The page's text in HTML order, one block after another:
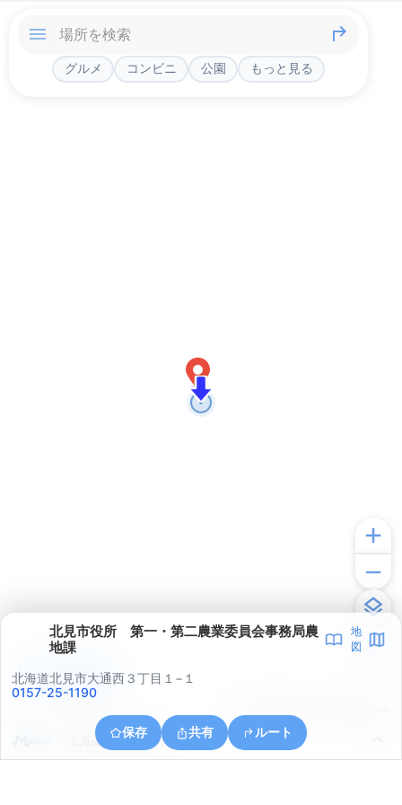
グルメ コンビニ 公園 もっと見る
北見市役所 第一・第二農業委員会事務局農
地課
地
図
北海道北見市大通西３丁目１−１
0157-25-1190
保存 共有 ルート
北海道北見市光葉町
アプリで見る